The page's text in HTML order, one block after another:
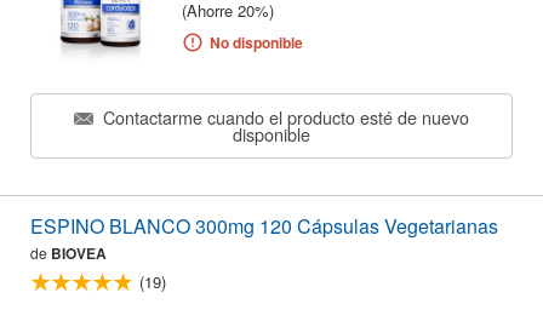
(Ahorre 20%)
No disponible
Contactarme cuando el producto esté de nuevo
disponible
ESPINO BLANCO 300mg 120 Cápsulas Vegetarianas
de BIOVEA
(19)